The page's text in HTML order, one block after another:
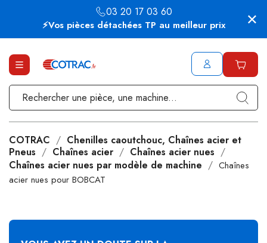
⚡Vos pièces détachées TP au meilleur prix
03 20 17 03 60
COTRAC
Chenilles caoutchouc, Chaînes acier et
Pneus
Chaînes acier
Chaînes acier nues
Chaînes acier nues par modèle de machine
Chaînes
acier nues pour BOBCAT